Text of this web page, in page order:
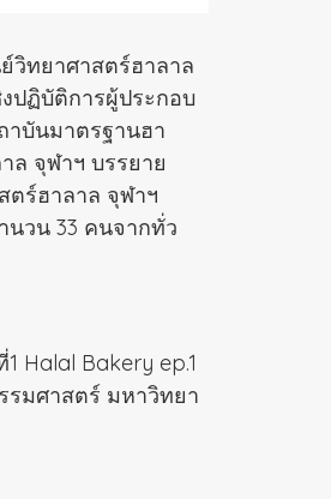
วิทยาศาสตร์ฮาลาล
ปฏิบัติการผู้ประกอบ
าบันมาตรฐานฮา
จุฬาฯ บรรยาย
ตร์ฮาลาล จุฬาฯ
นวน 33 คนจากทั่ว
Halal Bakery ep.1
มศาสตร์ มหาวิทยา